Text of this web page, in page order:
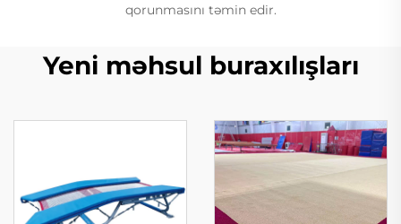
qorunmasını təmin edir.
Yeni məhsul buraxılışları